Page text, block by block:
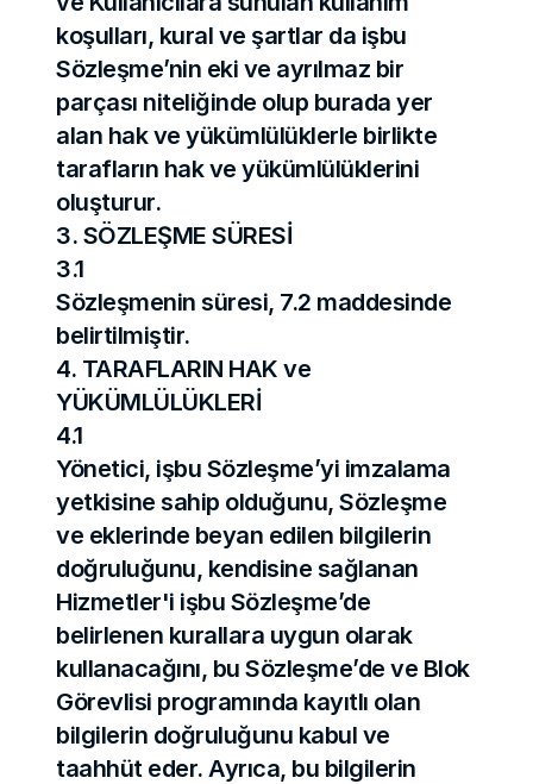
koşulları, kural ve şartlar da işbu
Sözleşme’nin eki ve ayrılmaz bir
parçası niteliğinde olup burada yer
alan hak ve yükümlülüklerle birlikte
tarafların hak ve yükümlülüklerini
oluşturur.
3. SÖZLEŞME SÜRESİ
3.1
Sözleşmenin süresi, 7.2 maddesinde
belirtilmiştir.
4. TARAFLARIN HAK ve
YÜKÜMLÜLÜKLERİ
4.1
Yönetici, işbu Sözleşme’yi imzalama
yetkisine sahip olduğunu, Sözleşme
ve eklerinde beyan edilen bilgilerin
doğruluğunu, kendisine sağlanan
Hizmetler'i işbu Sözleşme’de
belirlenen kurallara uygun olarak
kullanacağını, bu Sözleşme’de ve Blok
Görevlisi programında kayıtlı olan
bilgilerin doğruluğunu kabul ve
taahhüt eder. Ayrıca, bu bilgilerin